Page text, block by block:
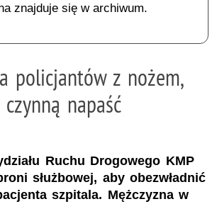
znajduje się w archiwum.
policjantów z nożem,
napaść
Ruchu Drogowego KMP
służbowej, aby obezwładnić
szpitala. Mężczyzna w